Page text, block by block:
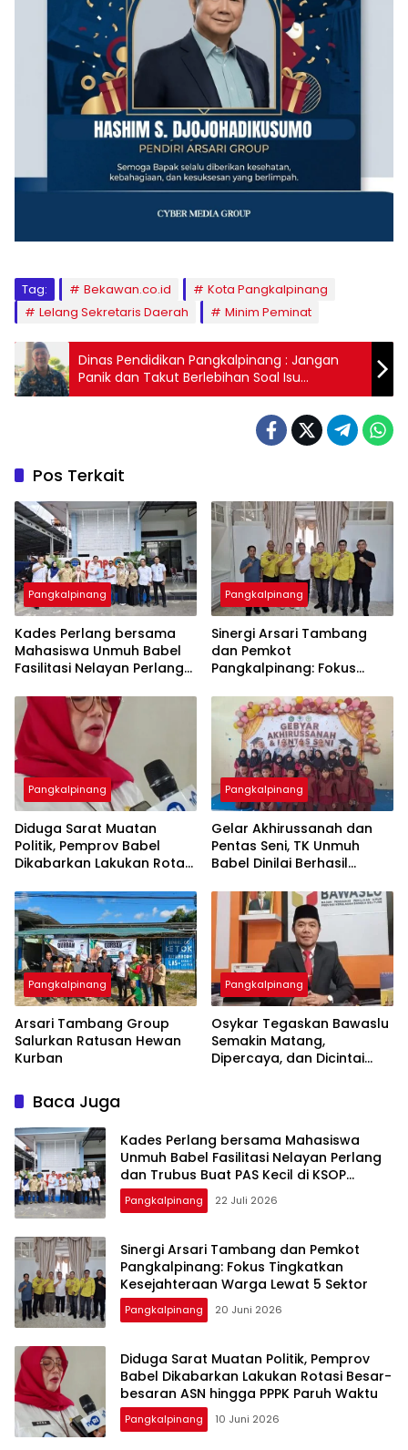
Tag: Bekawan.co.id
Kota Pangkalpinang
Lelang Sekretaris Daerah
Minim Peminat
Dinas Pendidikan Pangkalpinang : Jangan
Panik dan Takut Berlebihan Soal Isu
Penculikan Anak
Pos Terkait
Pangkalpinang
Kades Perlang bersama
Mahasiswa Unmuh Babel
Fasilitasi Nelayan Perlang
di KSOP Pangkalbalam
Pangkalpinang
‎Sinergi Arsari Tambang
dan Pemkot
Pangkalpinang: Fokus
Pangkalpinang
‎Diduga Sarat Muatan
Politik, Pemprov Babel
Dikabarkan Lakukan Rotasi
Pangkalpinang
‎Gelar Akhirussanah dan
Pentas Seni, TK Unmuh
Babel Dinilai Berhasil
Pangkalpinang
‎Arsari Tambang Group
Salurkan Ratusan Hewan
Kurban
Pangkalpinang
Osykar Tegaskan Bawaslu
Semakin Matang,
Dipercaya, dan Dicintai
Baca Juga
Kades Perlang bersama Mahasiswa
Unmuh Babel Fasilitasi Nelayan Perlang
dan Trubus Buat PAS Kecil di KSOP
Pangkalbalam
Pangkalpinang 22 Juli 2026
‎Sinergi Arsari Tambang dan Pemkot
Pangkalpinang: Fokus Tingkatkan
Pangkalpinang 20 Juni 2026
‎Diduga Sarat Muatan Politik, Pemprov
Babel Dikabarkan Lakukan Rotasi Besar-
Pangkalpinang 10 Juni 2026